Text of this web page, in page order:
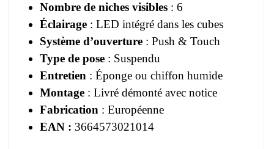
Nombre de niches visibles : 6
Éclairage : LED intégré dans les cubes
Système d’ouverture : Push & Touch
Type de pose : Suspendu
Entretien : Éponge ou chiffon humide
Montage : Livré démonté avec notice
Fabrication : Européenne
EAN : 3664573021014